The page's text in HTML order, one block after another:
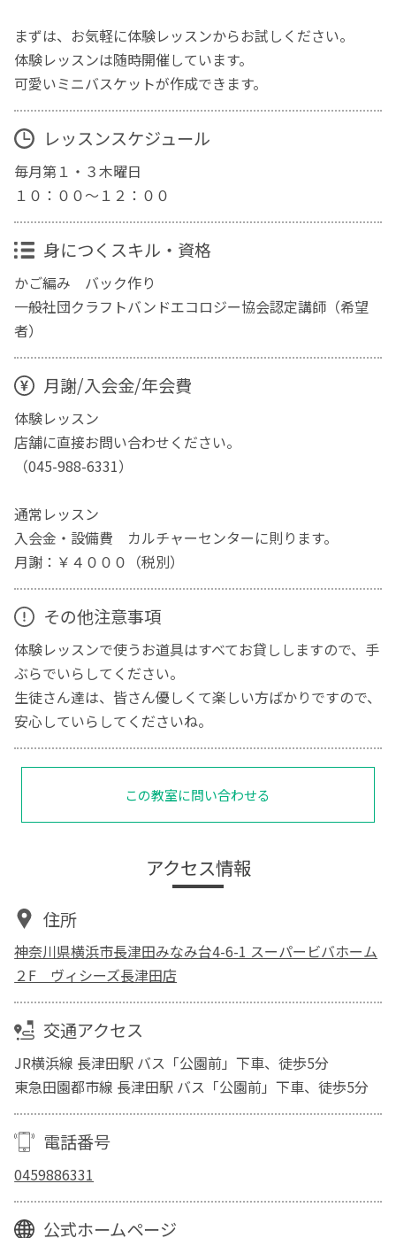
まずは、お気軽に体験レッスンからお試しください。
体験レッスンは随時開催しています。
可愛いミニバスケットが作成できます。
レッスンスケジュール
毎月第１・３木曜日
１０：００～１２：００
身につくスキル・資格
かご編み バック作り
一般社団クラフトバンドエコロジー協会認定講師（希望
者）
月謝/入会金/年会費
体験レッスン
店舗に直接お問い合わせください。
（045-988-6331）
通常レッスン
入会金・設備費 カルチャーセンターに則ります。
月謝：￥４０００（税別）
その他注意事項
体験レッスンで使うお道具はすべてお貸ししますので、手
ぶらでいらしてください。
生徒さん達は、皆さん優しくて楽しい方ばかりですので、
安心していらしてくださいね。
この教室に問い合わせる
アクセス情報
住所
神奈川県横浜市長津田みなみ台4-6-1 スーパービバホーム
２F ヴィシーズ長津田店
交通アクセス
JR横浜線 長津田駅 バス「公園前」下車、徒歩5分
東急田園都市線 長津田駅 バス「公園前」下車、徒歩5分
電話番号
0459886331
公式ホームページ